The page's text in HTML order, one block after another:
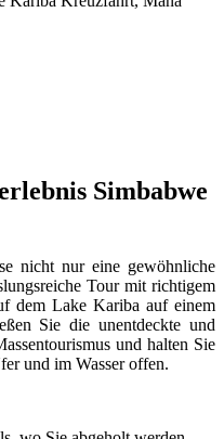
Simbabwe
nicht nur eine gewöhnliche
Tour mit richtigem
dem Lake Kariba auf einem
Sie die unentdeckte und
und halten Sie
und im Wasser offen.